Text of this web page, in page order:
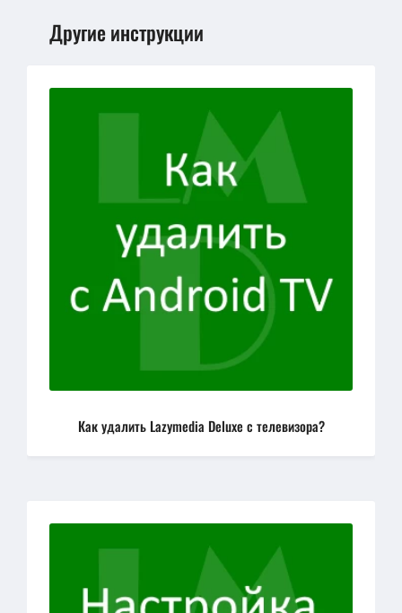
Другие инструкции
Как удалить Lazymedia Deluxe с телевизора?